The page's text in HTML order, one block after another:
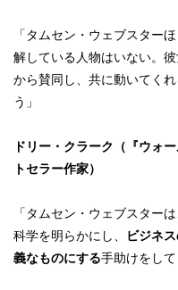
「タムセン・ウェブスターほ
解している人物はいない。
から賛同し、共に動いてく
う」
ドリー・クラーク（『ウォ
トセラー作家）
「タムセン・ウェブスター
科学を明らかにし、
ビジネ
義なものにする手助けをして